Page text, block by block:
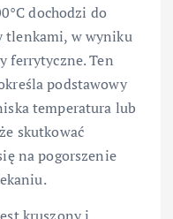
dochodzi do
tlenkami, w wyniku
ferrytyczne. Ten
podstawowy
temperatura lub
skutkować
na pogorszenie